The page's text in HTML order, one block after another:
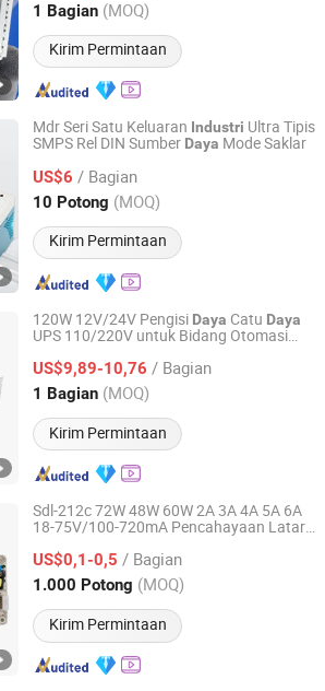
1 Bagian (MOQ)
Kirim Permintaan
Harga mulai 2024
Mdr Seri Satu Keluaran Industri Ultra Tipis
SMPS Rel DIN Sumber Daya Mode Saklar
US$6 / Bagian
10 Potong (MOQ)
Kirim Permintaan
Co., Ltd.
Harga mulai 2011
120W 12V/24V Pengisi Daya Catu Daya
UPS 110/220V untuk Bidang Otomasi
US$9,89-10,76 / Bagian
1 Bagian (MOQ)
Kirim Permintaan
Co., Ltd.
Harga mulai 2025
Sdl-212c 72W 48W 60W 2A 3A 4A 5A 6A
18-75V/100-720mA Pencahayaan Latar
Penutup LED AC DC Kerangka Terbuka
CatuDaya IndustriSwitching
US$0,1-0,5 / Bagian
1.000 Potong (MOQ)
Kirim Permintaan
Technology Co., Ltd.
Harga mulai 2025